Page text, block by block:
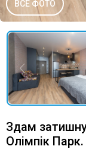
ВСЕ ФОТО
Здам
Олімпік